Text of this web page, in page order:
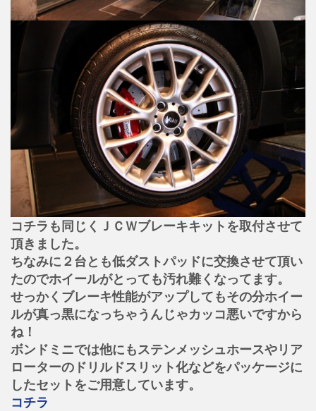
コチラも同じくＪＣＷブレーキキットを取付させて
頂きました。
ちなみに２台とも低ダストパッドに交換させて頂い
たのでホイールがとっても汚れ難くなってます。
せっかくブレーキ性能がアップしてもその分ホイー
ルが真っ黒になっちゃうんじゃカッコ悪いですから
ね！
ボンドミニでは他にもステンメッシュホースやリア
ローターのドリルドスリット化などをパッケージに
したセットをご用意しています。
コチラ